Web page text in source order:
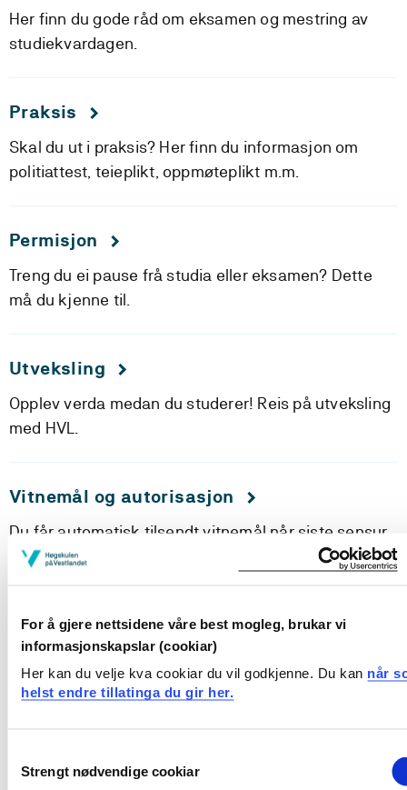
For å gjere nettsidene våre best mogleg, brukar vi
informasjonskapslar (cookiar)
Her kan du velje kva cookiar du vil godkjenne. Du kan når
helst endre tillatinga du gir her.
Selection
Strengt nødvendige cookiar
Her finn du gode råd om eksamen og mestring av
studiekvardagen.
Praksis
Skal du ut i praksis? Her finn du informasjon om
politiattest, teieplikt, oppmøteplikt m.m.
Permisjon
Treng du ei pause frå studia eller eksamen? Dette
må du kjenne til.
Utveksling
Opplev verda medan du studerer! Reis på utveksling
med HVL.
Vitnemål og autorisasjon
Du får automatisk tilsendt vitnemål når siste sensur
er registrert.
Karakterutskrift
Har du behov for karakterutskrift, bestiller du dette i
Studentweb.